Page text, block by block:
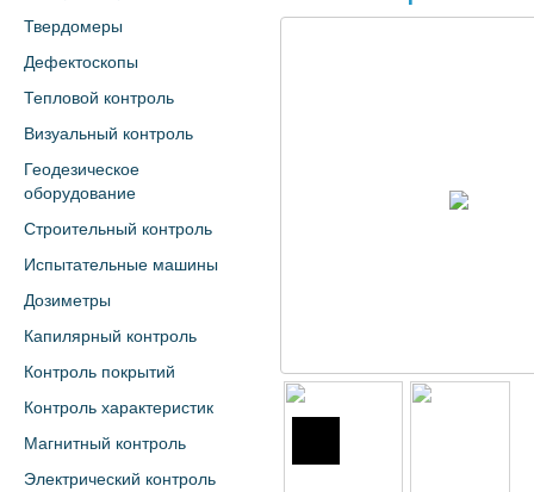
Твердомеры
Дефектоскопы
Тепловой контроль
Визуальный контроль
Геодезическое
оборудование
Строительный контроль
Испытательные машины
Дозиметры
Капилярный контроль
Контроль покрытий
Контроль характеристик
Магнитный контроль
Электрический контроль